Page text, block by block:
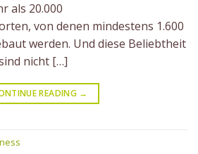
als 20.000
von denen mindestens 1.600
werden. Und diese Beliebtheit
nicht […]
READING →